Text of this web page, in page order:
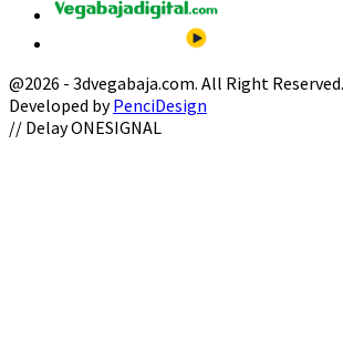
@2026 - 3dvegabaja.com. All Right
Developed byPenciDesign
Facebook
Twitter
Instagram
Youtube
Email
// Delay ONESIGNAL